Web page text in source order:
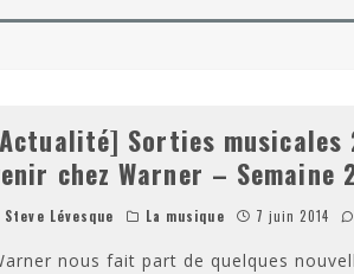
Sorties musicales
chez Warner – Semaine
Steve Lévesque La musique 7 juin 2014
nous fait part de quelques